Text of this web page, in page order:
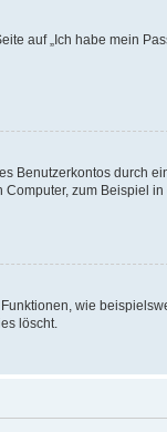
auf „Ich habe mein
Benutzerkontos durch
zum Beispiel
wie
löscht.